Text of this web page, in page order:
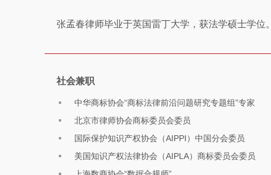
张孟春律师毕业于英国雷丁大学，获法学硕士学位。
社会兼职
中华商标协会“商标法律前沿问题研究专题组”专家
北京市律师协会商标委员会委员
国际保护知识产权协会（AIPPI）中国分会委员
美国知识产权法律协会（AIPLA）商标委员会委员